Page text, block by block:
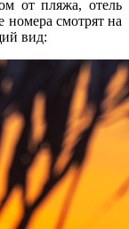
от пляжа, отель
номера смотрят на
вид: